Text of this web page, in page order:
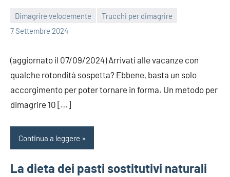
Dimagrire velocemente
Trucchi per dimagrire
7 Settembre 2024
redazione
(aggiornato il 07/09/2024) Arrivati alle vacanze con
qualche rotondità sospetta? Ebbene, basta un solo
accorgimento per poter tornare in forma. Un metodo per
dimagrire 10 […]
Continua a leggere
La dieta dei pasti sostitutivi naturali